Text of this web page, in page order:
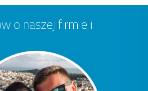
o naszej firmie i